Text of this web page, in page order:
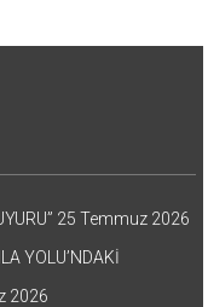
25 Temmuz 2026
YOLU’NDAKİ
2026